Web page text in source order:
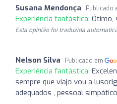
Susana Mendonça Publicado
Experiência fantástica: Ótimo,
Esta opinião foi traduzida
Nelson Silva Publicado em
Experiência fantástica:
sempre que viajo vou a
adequados , pessoal